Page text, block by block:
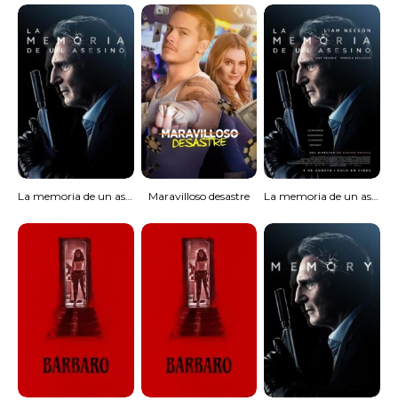
La memoria de un asesino Maravilloso desastre La memoria de un asesino [Spanish]